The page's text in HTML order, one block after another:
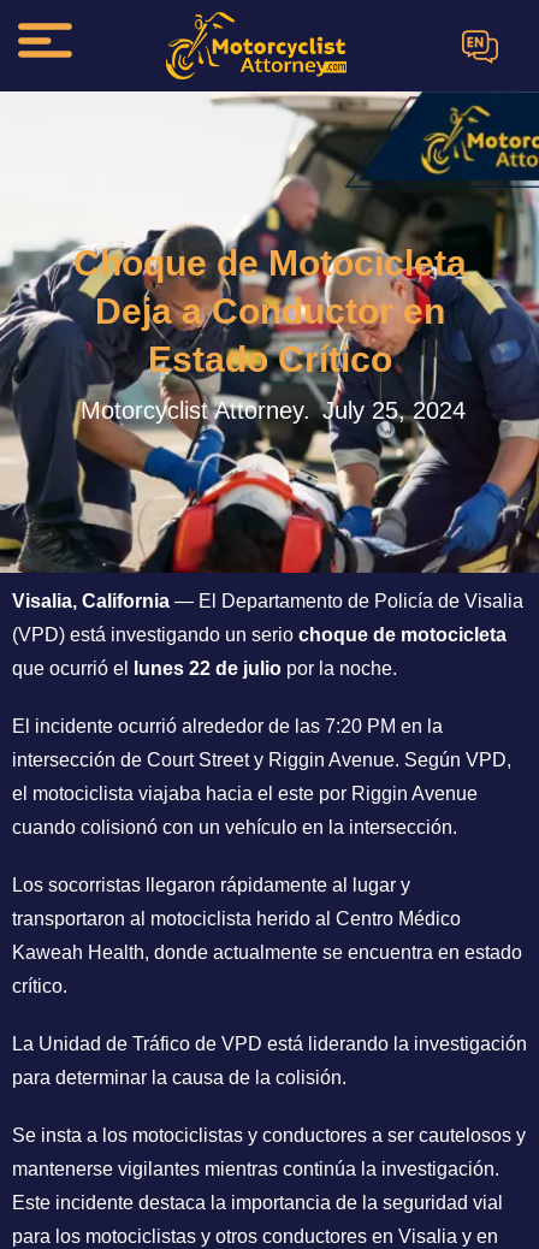
EN
Choque de Motocicleta
Deja a Conductor en
Estado Crítico
Motorcyclist Attorney. July 25, 2024
Visalia, California — El Departamento de Policía de Visalia
(VPD) está investigando un serio choque de motocicleta
que ocurrió el
lunes 22 de julio por la noche.
El incidente ocurrió alrededor de las 7:20 PM en la
intersección de Court Street y Riggin Avenue. Según VPD,
el motociclista viajaba hacia el este por Riggin Avenue
cuando colisionó con un vehículo en la intersección.
Los socorristas llegaron rápidamente al lugar y
transportaron al motociclista herido al Centro Médico
Kaweah Health, donde actualmente se encuentra en estado
crítico.
La Unidad de Tráfico de VPD está liderando la investigación
para determinar la causa de la colisión.
Se insta a los motociclistas y conductores a ser cautelosos y
mantenerse vigilantes mientras continúa la investigación.
Este incidente destaca la importancia de la seguridad vial
para los motociclistas y otros conductores en Visalia y en